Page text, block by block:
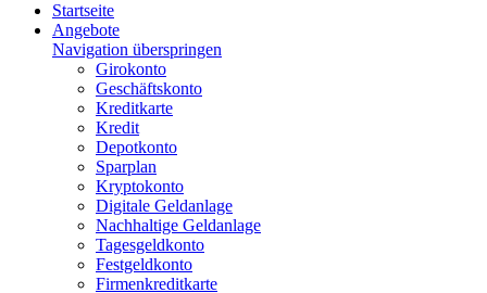
Startseite
Angebote
Navigation überspringen
Girokonto
Geschäftskonto
Kreditkarte
Kredit
Depotkonto
Sparplan
Kryptokonto
Digitale Geldanlage
Nachhaltige Geldanlage
Tagesgeldkonto
Festgeldkonto
Firmenkreditkarte